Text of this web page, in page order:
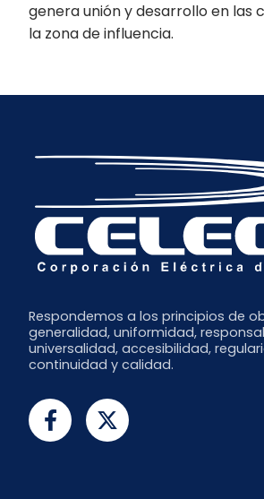
genera unión y desarrollo en las
la zona de influencia.
Respondemos a los principios de
generalidad, uniformidad,
universalidad, accesibilidad,
continuidad y calidad.